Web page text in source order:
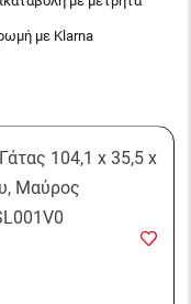
με Klarna